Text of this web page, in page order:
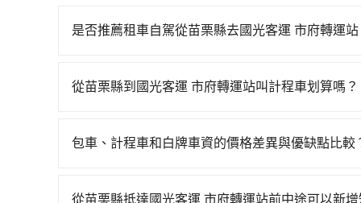
到23:00，苗栗-台北一天最多有32班次高鐵可搭
的計程車，搭上小黃後約花30分鐘、車費300元
使幸運攔到一輛小黃了，苗栗縣少部分小黃司機
是否推薦租車自駕從苗栗縣去國光客運 市府轉運站
天就要來回，那在苗栗路邊可隨租隨借的iRent應
時40元路邊停車費用預估進去，但額外的汽車保
的車門仍未被修理，每一次租車都好像在開樂透
從苗栗縣到國光客運 市府轉運站叫計程車划算嗎？
元間，但如改預約tripool可省高達$1,500。但如
合以上，無論在價格或服務品質上，tripool都是
包車、計程車和白牌車資的價格差異與優缺點比較
地點上車較客製化。此外，司機還會提供各種旅
從苗栗縣抵達國光客運 市府轉運站前中途可以新